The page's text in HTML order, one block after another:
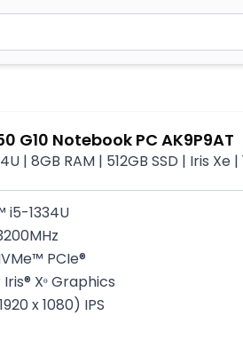
или используйте стрелки для
G10 Notebook PC AK9P9AT
| 8GB RAM | 512GB SSD | Iris Xe
i5-1334U
PCIe®
Xᶱ Graphics
x 1080) IPS